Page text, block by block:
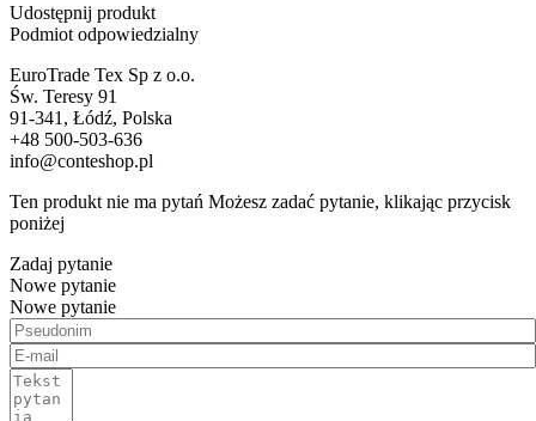
Udostępnij produkt
Podmiot odpowiedzialny
EuroTrade Tex Sp z o.o.
Św. Teresy 91
91-341, Łódź, Polska
+48 500-503-636
info@conteshop.pl
Ten produkt nie ma pytań Możesz zadać pytanie, klikając przycisk
poniżej
Zadaj pytanie
Nowe pytanie
Nowe pytanie